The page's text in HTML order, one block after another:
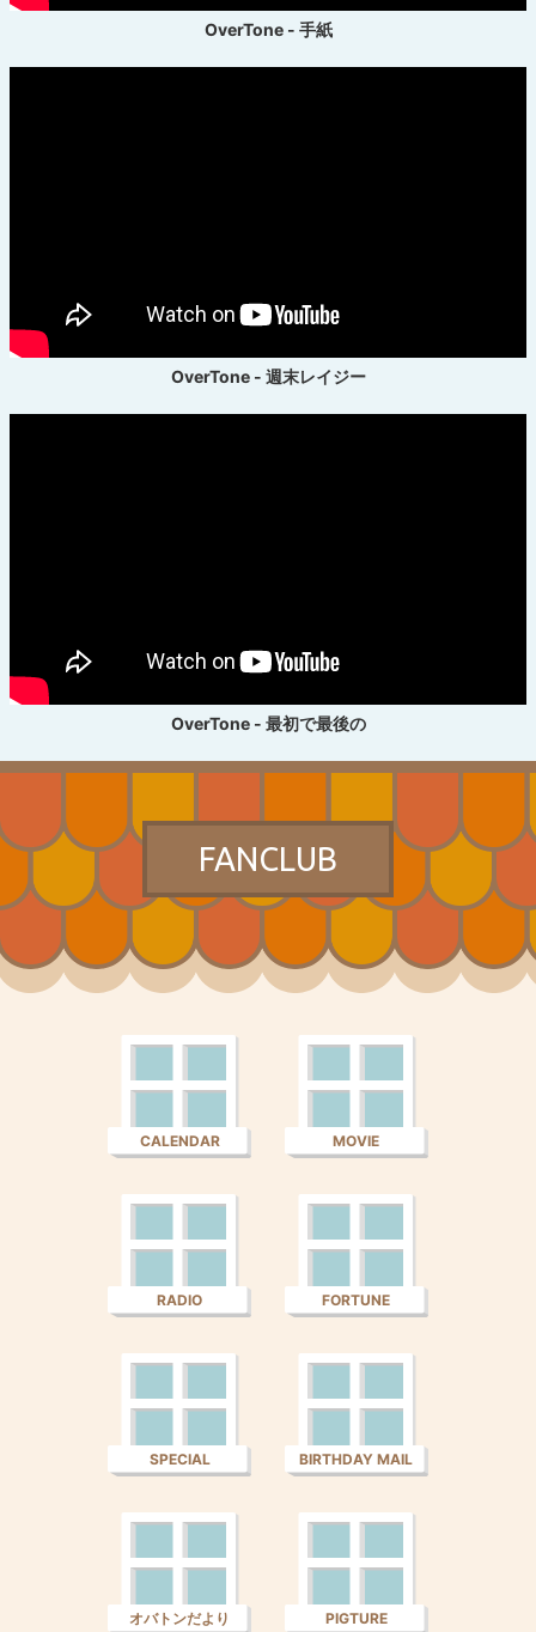
OverTone - 手紙
OverTone - 週末レイジー
OverTone - 最初で最後の
FANCLUB
CALENDAR MOVIE
RADIO FORTUNE
SPECIAL BIRTHDAY MAIL
オバトンだより PIGTURE